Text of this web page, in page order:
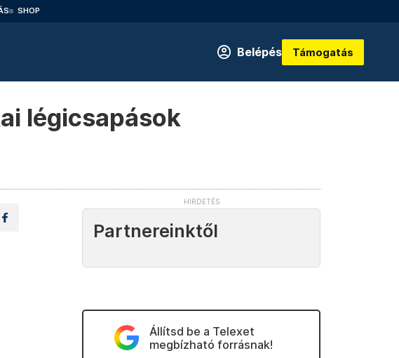
SHOP
Belépés Támogatás
légicsapások
Partnereinktől
Állítsd be a Telexet
megbízható forrásnak!